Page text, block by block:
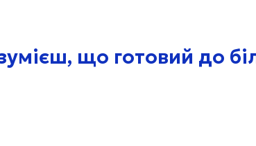
що готовий до